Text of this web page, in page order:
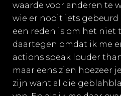
waarde voor anderen te
wie er nooit iets gebeurd
een reden is om het niet
daartegen omdat ik me
actions speak louder
maar eens zien hoezeer
zijn want al die